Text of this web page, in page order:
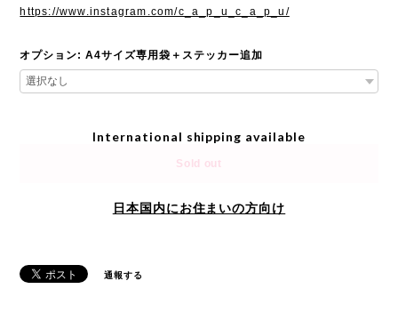
https://www.instagram.com/c_a_p_u_c_a_p_u/
オプション: A4サイズ専用袋＋ステッカー追加
International shipping available
Sold out
日本国内にお住まいの方向け
通報する